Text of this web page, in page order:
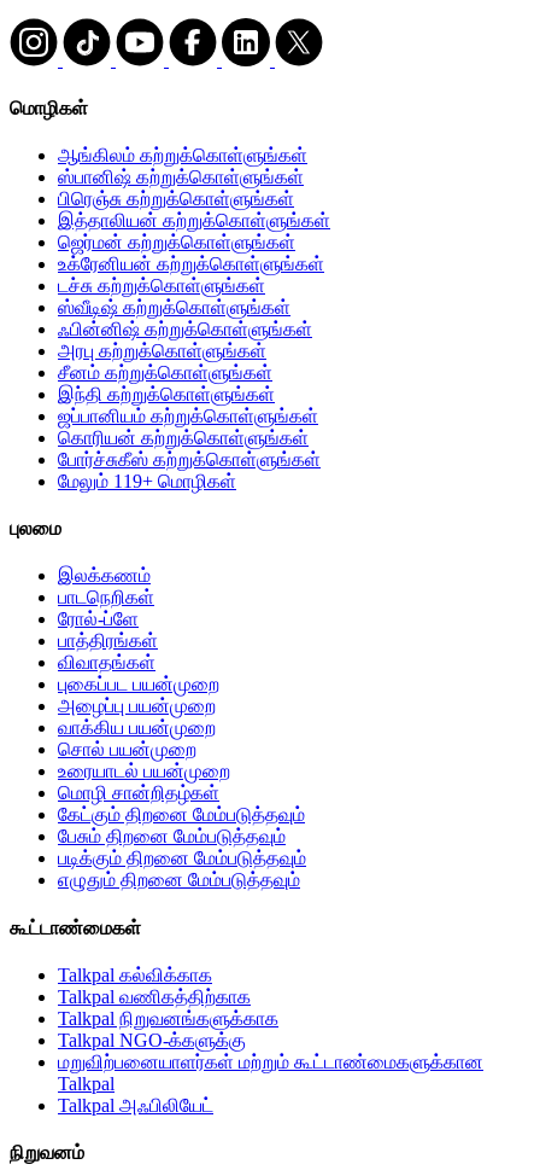
மொழிகள்
ஆங்கிலம் கற்றுக்கொள்ளுங்கள்
ஸ்பானிஷ் கற்றுக்கொள்ளுங்கள்
பிரெஞ்சு கற்றுக்கொள்ளுங்கள்
இத்தாலியன் கற்றுக்கொள்ளுங்கள்
ஜெர்மன் கற்றுக்கொள்ளுங்கள்
உக்ரேனியன் கற்றுக்கொள்ளுங்கள்
டச்சு கற்றுக்கொள்ளுங்கள்
ஸ்வீடிஷ் கற்றுக்கொள்ளுங்கள்
ஃபின்னிஷ் கற்றுக்கொள்ளுங்கள்
அரபு கற்றுக்கொள்ளுங்கள்
சீனம் கற்றுக்கொள்ளுங்கள்
இந்தி கற்றுக்கொள்ளுங்கள்
ஜப்பானியம் கற்றுக்கொள்ளுங்கள்
கொரியன் கற்றுக்கொள்ளுங்கள்
போர்ச்சுகீஸ் கற்றுக்கொள்ளுங்கள்
மேலும் 119+ மொழிகள்
புலமை
இலக்கணம்
பாடநெறிகள்
ரோல்-ப்ளே
பாத்திரங்கள்
விவாதங்கள்
புகைப்பட பயன்முறை
அழைப்பு பயன்முறை
வாக்கிய பயன்முறை
சொல் பயன்முறை
உரையாடல் பயன்முறை
மொழி சான்றிதழ்கள்
கேட்கும் திறனை மேம்படுத்தவும்
பேசும் திறனை மேம்படுத்தவும்
படிக்கும் திறனை மேம்படுத்தவும்
எழுதும் திறனை மேம்படுத்தவும்
கூட்டாண்மைகள்
Talkpal கல்விக்காக
Talkpal வணிகத்திற்காக
Talkpal நிறுவனங்களுக்காக
Talkpal NGO-க்களுக்கு
மறுவிற்பனையாளர்கள் மற்றும் கூட்டாண்மைகளுக்கான
Talkpal
Talkpal அஃபிலியேட்
நிறுவனம்